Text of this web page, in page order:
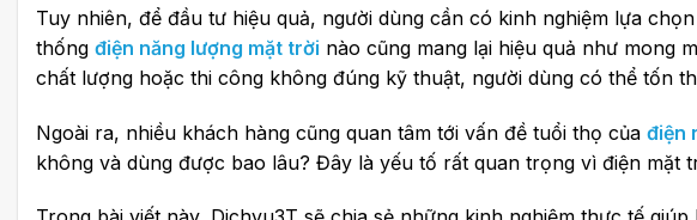
Tuy nhiên, để đầu tư hiệu quả, người dùng cần có kinh nghiệm lựa
thống điện năng lượng mặt trời nào cũng mang lại hiệu quả như mong
chất lượng hoặc thi công không đúng kỹ thuật, người dùng có thể tốn
Ngoài ra, nhiều khách hàng cũng quan tâm tới vấn đề tuổi thọ của điện
không và dùng được bao lâu? Đây là yếu tố rất quan trọng vì điện mặt